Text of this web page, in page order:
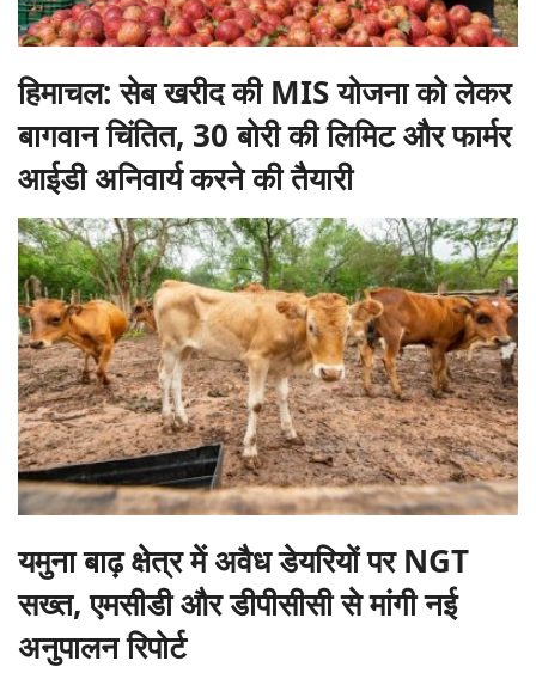
हिमाचल: सेब खरीद की MIS योजना को लेकर
बागवान चिंतित, 30 बोरी की लिमिट और फार्मर
आईडी अनिवार्य करने की तैयारी
यमुना बाढ़ क्षेत्र में अवैध डेयरियों पर NGT
सख्त, एमसीडी और डीपीसीसी से मांगी नई
अनुपालन रिपोर्ट